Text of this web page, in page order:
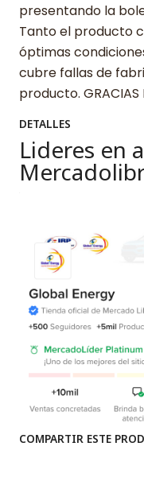
presentando la
Tanto el producto
óptimas
cubre fallas de
producto. GRACIAS
DETALLES
Lideres en
COMPARTIR ESTE